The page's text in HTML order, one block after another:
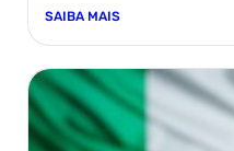
SAIBA MAIS